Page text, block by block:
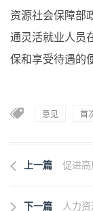
资源社会保障部
通灵活就业人员
保和享受待遇的
意见 首
上一篇 促进高
下一篇 人力